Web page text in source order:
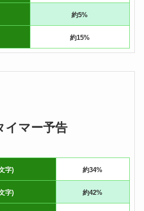
約5%
約15%
イマー予告
字) 約34%
字) 約42%